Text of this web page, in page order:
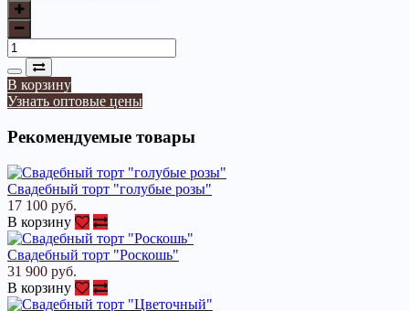
В корзину
Узнать оптовые цены
Рекомендуемые товары
Свадебный торт "голубые розы"
17 100 руб.
В корзину
Свадебный торт "Роскошь"
31 900 руб.
В корзину